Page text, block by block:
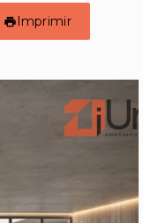
Imprimir